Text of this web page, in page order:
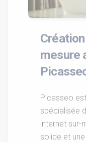
mesure
Picasseo
spécialisée
internet sur-
solide et